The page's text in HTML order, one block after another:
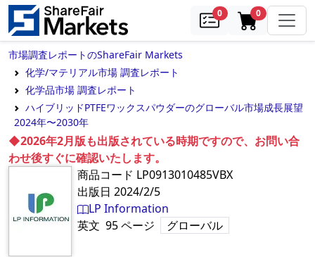
0samples0in cart
市場調査レポートのShareFair Markets
化学/マテリアル市場 調査レポート
化学品市場 調査レポート
ハイブリッドPTFEワックスパウダーのグローバル市場成長展望
2024年〜2030年
◆2026年2月版も出版されている時期ですので、お問い合
わせ後すぐに確認いたします。
商品コード LP0913010485VBX
出版日 2024/2/5
LP Information
英文 95ページ グローバル